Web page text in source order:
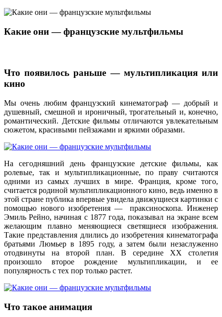
Какие они — французские мультфильмы
Что появилось раньше — мультипликация или
кино
Мы очень любим французский кинематограф — добрый и
душевный, смешной и ироничный, трогательный и, конечно,
романтический. Детские фильмы отличаются увлекательным
сюжетом, красивыми пейзажами и яркими образами.
На сегодняшний день французские детские фильмы, как
ролевые, так и мультипликационные, по праву считаются
одними из самых лучших в мире. Франция, кроме того,
считается родиной мультипликационного кино, ведь именно в
этой стране публика впервые увидела движущиеся картинки с
помощью нового изобретения — праксиноскопа. Инженер
Эмиль Рейно, начиная с 1877 года, показывал на экране всем
желающим плавно меняющиеся светящиеся изображения.
Такие представления длились до изобретения кинематографа
братьями Люмьер в 1895 году, а затем были незаслуженно
отодвинуты на второй план. В середине ХХ столетия
произошло второе рождение мультипликации, и ее
популярность с тех пор только растет.
Что такое анимация